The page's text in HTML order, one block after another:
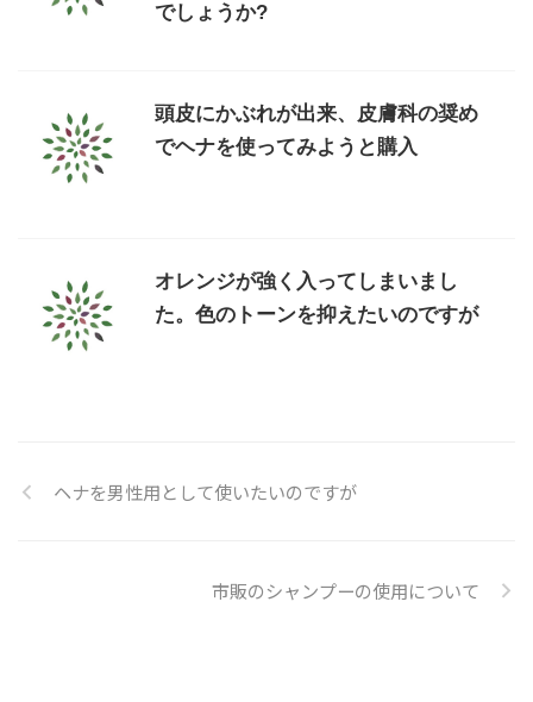
でしょうか?
頭皮にかぶれが出来、皮膚科の奨め
でヘナを使ってみようと購入
オレンジが強く入ってしまいまし
た。色のトーンを抑えたいのですが
ヘナを男性用として使いたいのですが
市販のシャンプーの使用について